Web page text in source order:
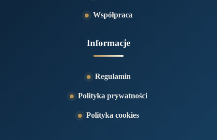
Współpraca
Informacje
Regulamin
Polityka prywatności
Polityka cookies